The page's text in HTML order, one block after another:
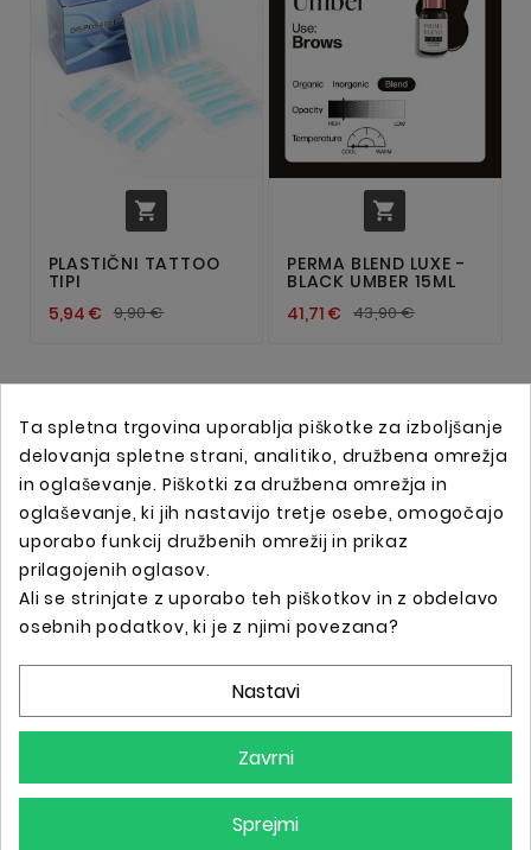

PLASTIČNI TATTOO
TIPI
5,94 € 9,90 €

PERMA BLEND LUXE -
BLACK UMBER 15ML
41,71 € 43,90 €
Spletna trgovina s profesionalno tattoo opremo !
Ta spletna trgovina uporablja piškotke za izboljšanje
delovanja spletne strani, analitiko, družbena omrežja
in oglaševanje. Piškotki za družbena omrežja in
oglaševanje, ki jih nastavijo tretje osebe, omogočajo
uporabo funkcij družbenih omrežij in prikaz
prilagojenih oglasov.
Ali se strinjate z uporabo teh piškotkov in z obdelavo
osebnih podatkov, ki je z njimi povezana?
Nastavi
Zavrni
Sprejmi